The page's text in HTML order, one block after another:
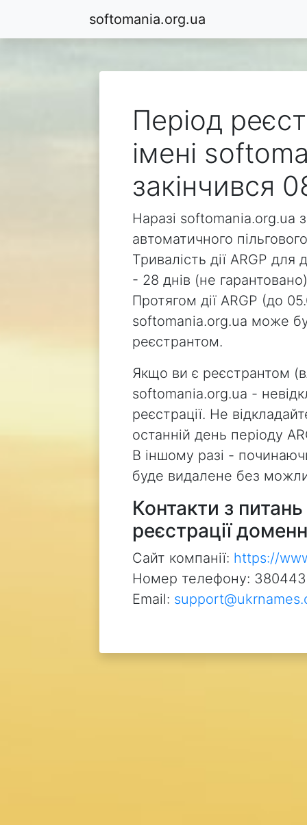
softomania.org.ua
Період
імені
закінчився
Наразі softomania.org.ua
автоматичного
Тривалість дії ARGP
- 28 днів (не
Протягом дії ARGP (до
softomania.org.ua може
реєстрантом.
Якщо ви є реєстрантом
softomania.org.ua -
реєстрації. Не
останній день періоду
В іншому разі -
буде видалене без
Контакти з
реєстрації
Сайт компанії: https://
Номер телефону:
Email: